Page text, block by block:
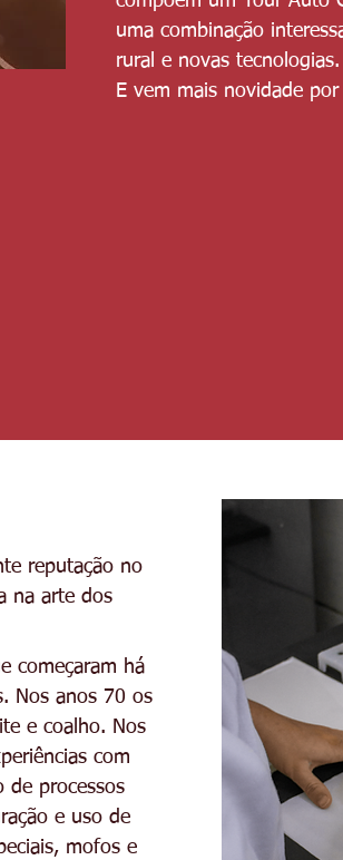
uma combinação
rural e novas tecnologias.
E vem mais novidade
reputação no
na arte dos
começaram há
Nos anos 70 os
e coalho. Nos
com
de processos
e uso de
mofos e